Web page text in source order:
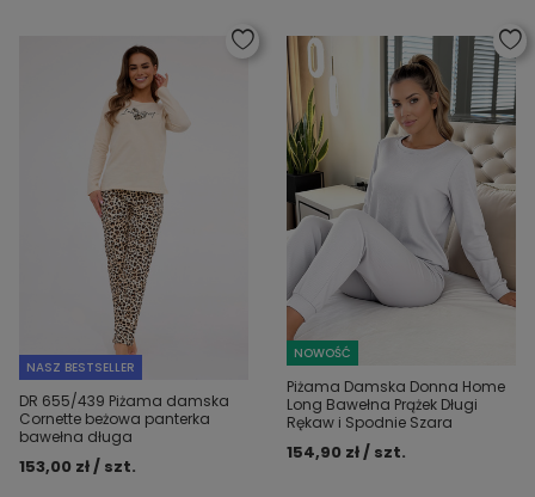
NASZ BESTSELLER
DR 655/439 Piżama damska
Cornette beżowa panterka
bawełna długa
153,00 zł / szt.
NOWOŚĆ
Piżama Damska Donna Home
Long Bawełna Prążek Długi
Rękaw i Spodnie Szara
154,90 zł / szt.